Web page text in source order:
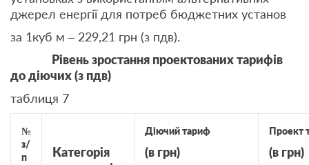
джерел енергії для потреб бюджетних установ
за 1куб м – 229,21 грн (з пдв).
Рівень зростання проектованих тарифів
до діючих (з пдв)
таблиця 7
№
з/
п
Категорія
Діючий тариф
(в грн)
Проект
(в грн)